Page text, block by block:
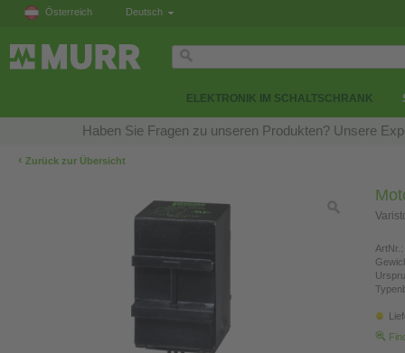
Österreich Deutsch
ELEKTRONIK IM SCHALTSCHRANK
Haben Sie Fragen zu unseren Produkten? Unsere
‹ Zurück zur Übersicht
ArtNr.: